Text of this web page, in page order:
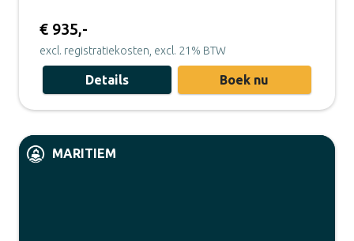
€ 935,-
excl. registratiekosten, excl. 21% BTW
Details Boek nu
MARITIEM